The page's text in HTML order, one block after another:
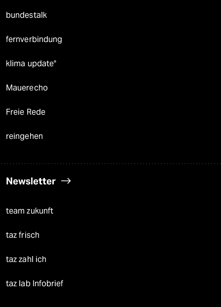
bundestalk
fernverbindung
klima update°
Mauerecho
Freie Rede
reingehen
Newsletter
team zukunft
taz frisch
taz zahl ich
taz lab Infobrief